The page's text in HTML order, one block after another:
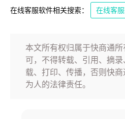
在线客服软件相关搜索： 在线客
本文所有权归属于快商通
可，不得转载、引用、摘
载、打印、传播，否则快
为人的法律责任。